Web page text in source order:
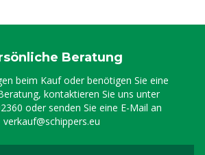
Beratung
beim Kauf oder benötigen Sie eine
kontaktieren Sie uns unter
oder senden Sie eine E-Mail an
verkauf@schippers.eu